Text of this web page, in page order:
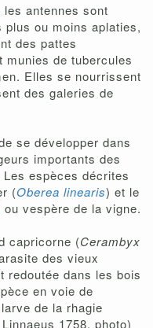
antennes sont
ou moins aplaties,
des pattes
de tubercules
Elles se nourrissent
des galeries de
se développer dans
importants des
espèces décrites
(Oberea linearis) et le
ou vespère de la vigne.
capricorne (Cerambyx
des vieux
redoutée dans les bois
en voie de
de la rhagie
1758, photo)